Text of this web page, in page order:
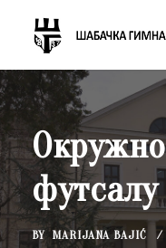
футсалу
BY MARIJANA BAJIĆ